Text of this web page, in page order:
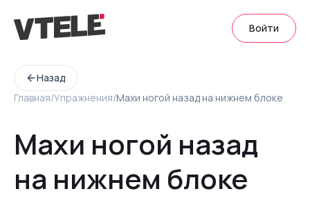
Войти
Назад
Главная/Упражнения/Махи ногой назад на нижнем блоке
Махи ногой назад
на нижнем блоке